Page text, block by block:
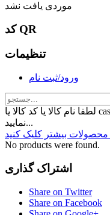
موردی یافت نشد
کد QR
تنظیمات
ورود/ثبت نام
لطفا نام کالا یا کد کالا یا cas number یا فرمول شیمیایی را وارد
نمایید...
No products were found.
اشتراک گذاری
Share on Twitter
Share on Facebook